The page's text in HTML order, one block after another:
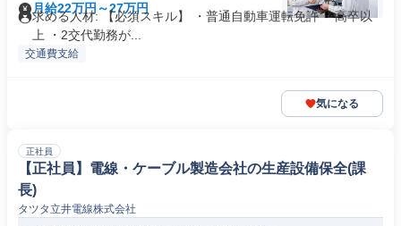
月給22万円～27万円
求める人材: 【必須スキル】 ・普通自動車運転免許 ・高卒以
上 ・2交代勤務が...
交通費支給
気になる
正社員
【正社員】電線・ケーブル製造会社の生産設備保全(課
長)
タツタ立井電線株式会社